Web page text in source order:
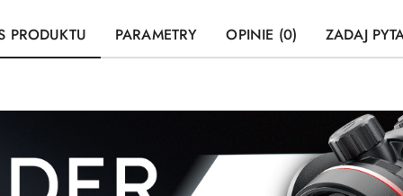
PRODUKTU PARAMETRY OPINIE (0) ZADAJ